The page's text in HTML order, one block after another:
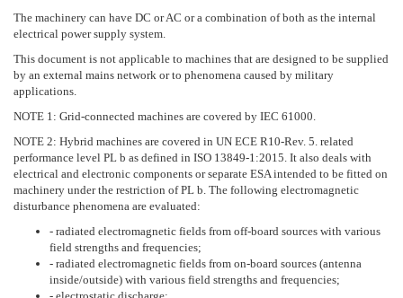
The machinery can have DC or AC or a combination of both as the internal
electrical power supply system.
This document is not applicable to machines that are designed to be supplied
by an external mains network or to phenomena caused by military
applications.
NOTE 1: Grid-connected machines are covered by IEC 61000.
NOTE 2: Hybrid machines are covered in UN ECE R10-Rev. 5. related
performance level PL b as defined in ISO 13849-1:2015. It also deals with
electrical and electronic components or separate ESA intended to be fitted on
machinery under the restriction of PL b. The following electromagnetic
disturbance phenomena are evaluated:
- radiated electromagnetic fields from off-board sources with various
field strengths and frequencies;
- radiated electromagnetic fields from on-board sources (antenna
inside/outside) with various field strengths and frequencies;